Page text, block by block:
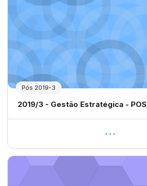
Pós 2019-3
Nome da disciplina
2019/3 - Gestão Estratégica - POS